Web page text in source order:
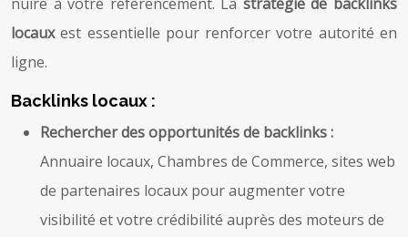
locauxest essentielle pour renforcer votre autorité en
ligne.
Backlinks locaux :
Rechercher des opportunités de backlinks :
Annuaire locaux, Chambres de Commerce, sites web
de partenaires locaux pour augmenter votre
visibilité et votre crédibilité auprès des moteurs de